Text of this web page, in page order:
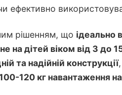
ефективно
рішенням, що ідеально
на дітей віком від 3 до
та надійній конструкції
120 кг навантаження